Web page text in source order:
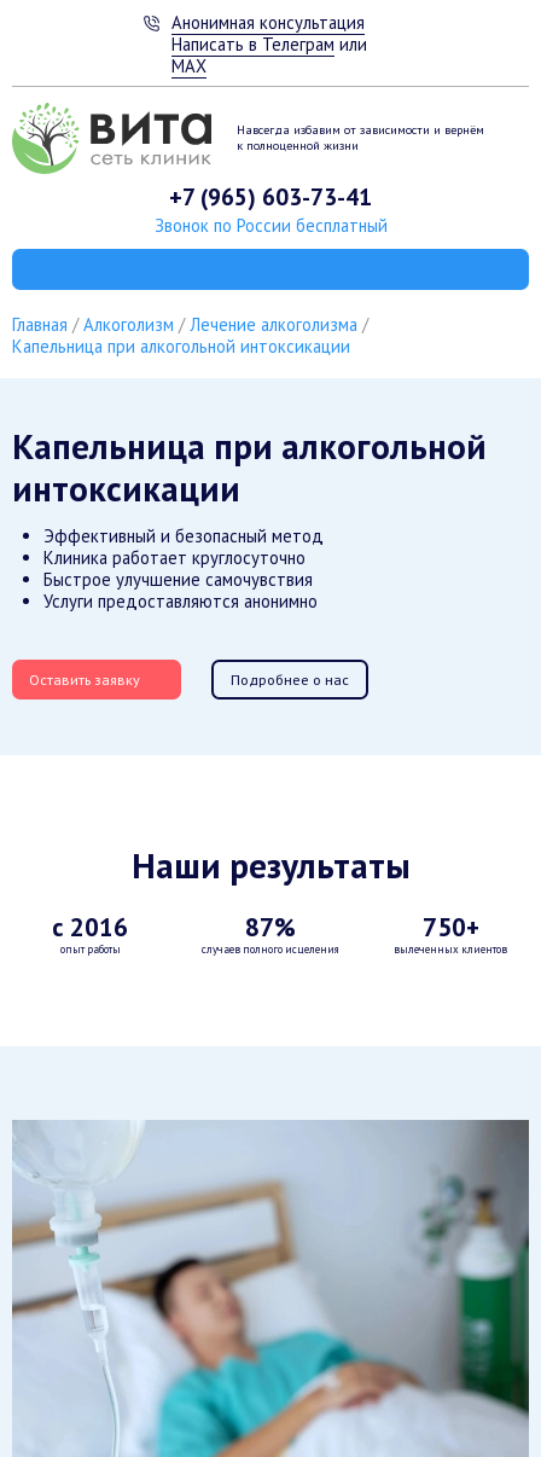
Анонимная консультация
Написать в Телеграм или
MAX
Навсегда избавим от зависимости и вернём
к полноценной жизни
+7 (965) 603-73-41
Звонок по России бесплатный
Главная Алкоголизм
Лечение алкоголизма
Капельница при алкогольной интоксикации
Капельница при алкогольной
интоксикации
Эффективный и безопасный метод
Клиника работает круглосуточно
Быстрое улучшение самочувствия
Услуги предоставляются анонимно
Оставить заявку Подробнее о нас
Наши результаты
с 2016
опыт работы
87%
случаев полного исцеления
750+
вылеченных клиентов